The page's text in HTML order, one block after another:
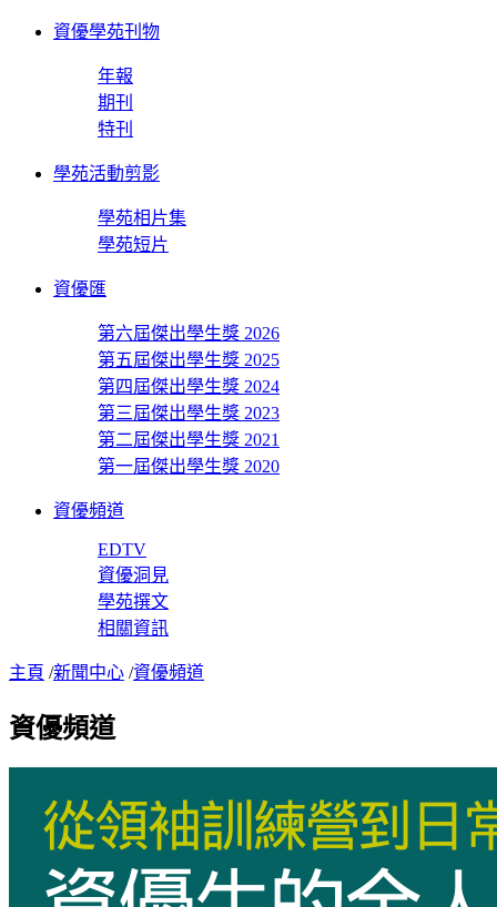
資優學苑刊物
年報
期刊
特刊
學苑活動剪影
學苑相片集
學苑短片
資優匯
第六屆傑出學生獎 2026
第五屆傑出學生獎 2025
第四屆傑出學生獎 2024
第三屆傑出學生獎 2023
第二屆傑出學生獎 2021
第一屆傑出學生獎 2020
資優頻道
EDTV
資優洞見
學苑撰文
相關資訊
主頁 /新聞中心 /資優頻道
資優頻道